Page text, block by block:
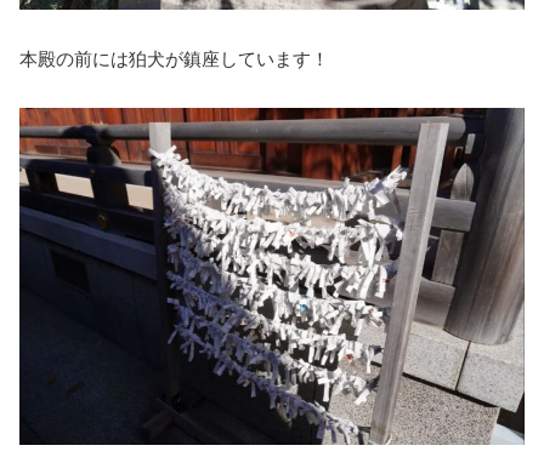
本殿の前には狛犬が鎮座しています！